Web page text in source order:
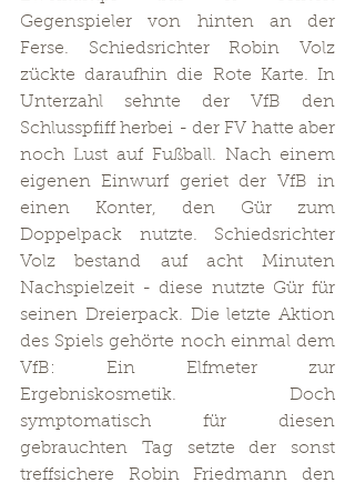
Gegenspieler von hinten an der
Ferse. Schiedsrichter Robin Volz
zückte daraufhin die Rote Karte. In
Unterzahl sehnte der VfB den
Schlusspfiff herbei - der FV hatte aber
noch Lust auf Fußball. Nach einem
eigenen Einwurf geriet der VfB in
einen Konter, den Gür zum
Doppelpack nutzte. Schiedsrichter
Volz bestand auf acht Minuten
Nachspielzeit - diese nutzte Gür für
seinen Dreierpack. Die letzte Aktion
des Spiels gehörte noch einmal dem
VfB: Ein Elfmeter zur
Ergebniskosmetik. Doch
symptomatisch für diesen
gebrauchten Tag setzte der sonst
treffsichere Robin Friedmann den